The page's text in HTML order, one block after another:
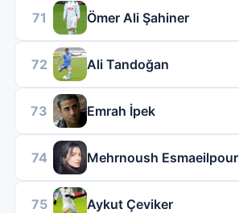
71 Ömer Ali Şahiner
72 Ali Tandoğan
73 Emrah İpek
74 Mehrnoush Esmaeilpour
75 Aykut Çeviker